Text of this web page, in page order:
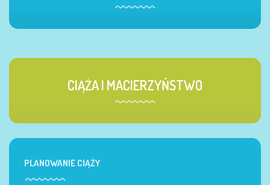
CIĄŻA I MACIERZYŃSTWO
PLANOWANIE CIĄŻY